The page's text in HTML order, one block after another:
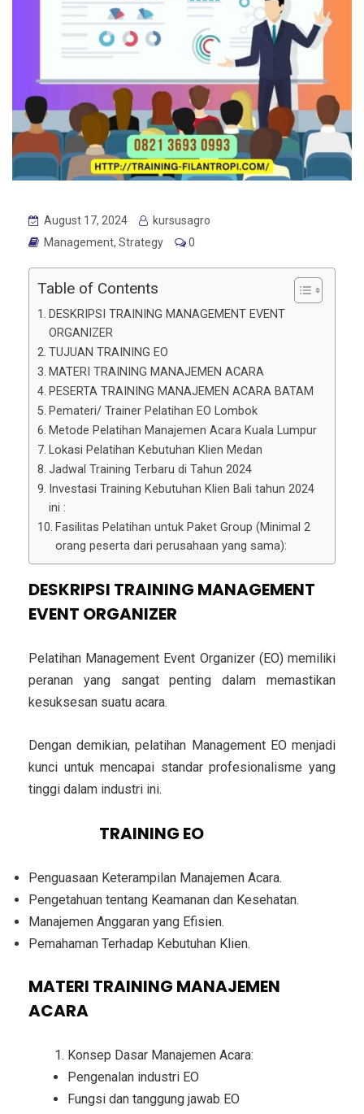
August 17, 2024
kursusagro
Management, Strategy 0
Table of Contents
DESKRIPSI TRAINING MANAGEMENT EVENT
ORGANIZER
TUJUAN TRAINING EO
MATERI TRAINING MANAJEMEN ACARA
PESERTA TRAINING MANAJEMEN ACARA BATAM
Pemateri/ Trainer Pelatihan EO Lombok
Metode Pelatihan Manajemen Acara Kuala Lumpur
Lokasi Pelatihan Kebutuhan Klien Medan
Jadwal Training Terbaru di Tahun 2024
Investasi Training Kebutuhan Klien Bali tahun 2024
ini :
Fasilitas Pelatihan untuk Paket Group (Minimal 2
orang peserta dari perusahaan yang sama):
DESKRIPSI TRAINING MANAGEMENT
EVENT ORGANIZER
Pelatihan Management Event Organizer (EO) memiliki
peranan yang sangat penting dalam memastikan
kesuksesan suatu acara.
Dengan demikian, pelatihan Management EO menjadi
kunci untuk mencapai standar profesionalisme yang
tinggi dalam industri ini.
TRAINING EO
Penguasaan Keterampilan Manajemen Acara.
Pengetahuan tentang Keamanan dan Kesehatan.
Manajemen Anggaran yang Efisien.
Pemahaman Terhadap Kebutuhan Klien.
MATERI TRAINING MANAJEMEN
ACARA
Konsep Dasar Manajemen Acara:
Pengenalan industri EO
Fungsi dan tanggung jawab EO